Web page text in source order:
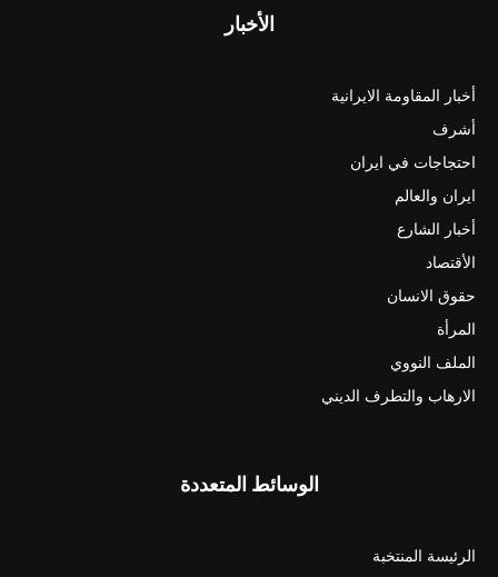
الأخبار
أخبار المقاومة الايرانية
أشرف
احتجاجات في ايران
ايران والعالم
أخبار الشارع
الأقتصاد
حقوق الانسان
المرأة
الملف النووي
الارهاب والتطرف الديني
الوسائط المتعددة
الرئيسة المنتخبة